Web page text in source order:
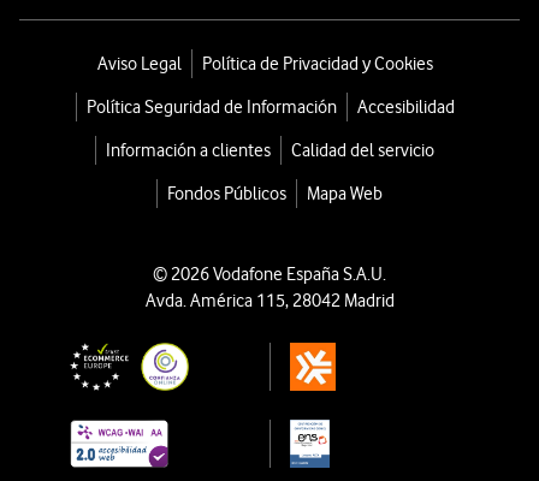
Aviso Legal
Política de Privacidad y Cookies
Política Seguridad de Información
Accesibilidad
Información a clientes
Calidad del servicio
Fondos Públicos
Mapa Web
© 2026 Vodafone España S.A.U.
Avda. América 115, 28042 Madrid